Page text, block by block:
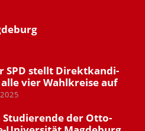
SPD stellt Direkt­kan­di­
vier Wahlkreise auf
Studie­rende der Otto-